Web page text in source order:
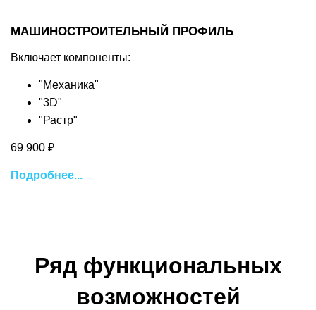
МАШИНОСТРОИТЕЛЬНЫЙ ПРОФИЛЬ
Включает компоненты:
"Механика"
"3D"
"Растр"
69 900 ₽
Подробнее...
Ряд функциональных
возможностей